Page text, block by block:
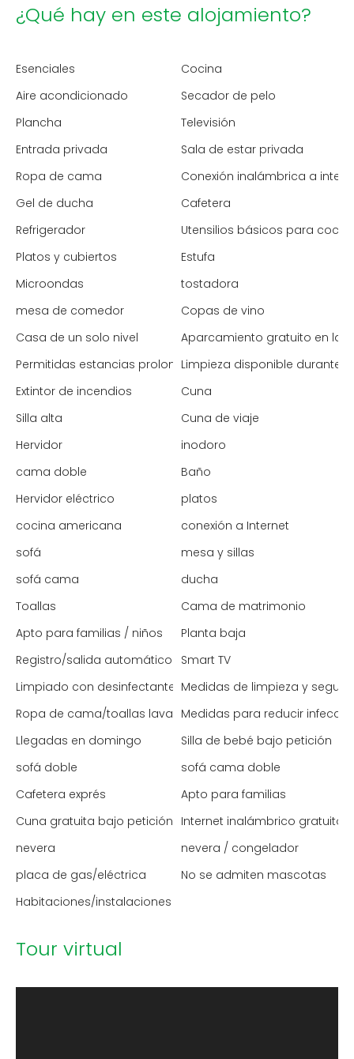
¿Qué hay en este alojamiento?
Esenciales
Cocina
Aire acondicionado
Secador de pelo
Plancha
Televisión
Entrada privada
Sala de estar privada
Ropa de cama
Conexión inalámbrica a
Gel de ducha
Cafetera
Refrigerador
Utensilios básicos para
Platos y cubiertos
Estufa
Microondas
tostadora
mesa de comedor
Copas de vino
Casa de un solo nivel
Aparcamiento gratuito en la
Permitidas estancias prolongadasLimpieza disponible durante
Extintor de incendios
Cuna
Silla alta
Cuna de viaje
Hervidor
inodoro
cama doble
Baño
Hervidor eléctrico
platos
cocina americana
conexión a Internet
sofá
mesa y sillas
sofá cama
ducha
Toallas
Cama de matrimonio
Apto para familias / niños
Planta baja
Registro/salida automático
Smart TV
Limpiado con desinfectante Medidas de limpieza y
Ropa de cama/toallas lavadas a alta temperatura
Medidas para reducir
Llegadas en domingo
Silla de bebé bajo petición
sofá doble
sofá cama doble
Cafetera exprés
Apto para familias
Cuna gratuita bajo petición Internet inalámbrico gratuito
nevera
nevera / congelador
placa de gas/eléctrica
No se admiten mascotas
Habitaciones/instalaciones para no fumadores
Tour virtual